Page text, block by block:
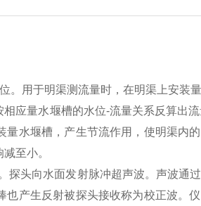
。用于明渠测流量时，在明渠上安装
应量水堰槽的水位-流量关系反算出
水堰槽，产生节流作用，使明渠内
至小。
头向水面发射脉冲超声波。声波通
产生反射被探头接收称为校正波。